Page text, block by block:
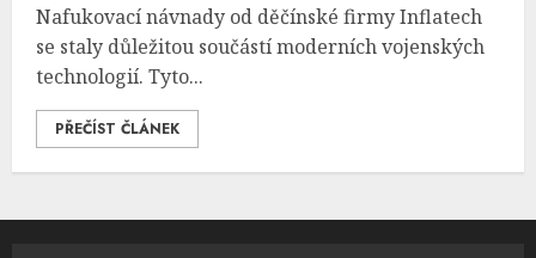
Nafukovací návnady od děčínské firmy Inflatech
se staly důležitou součástí moderních vojenských
technologií. Tyto...
PŘEČÍST ČLÁNEK